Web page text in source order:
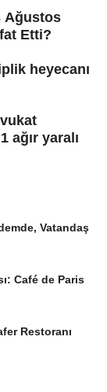
Ağustos
Etti?
heyecanı
ağır yaralı
Vatandaş
Café de Paris
Restoranı